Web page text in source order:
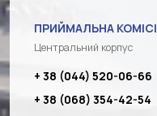
ПРИЙМАЛЬНА
Центральний корпус
+ 38 (044) 520-06-66
+ 38 (068) 354-42-54